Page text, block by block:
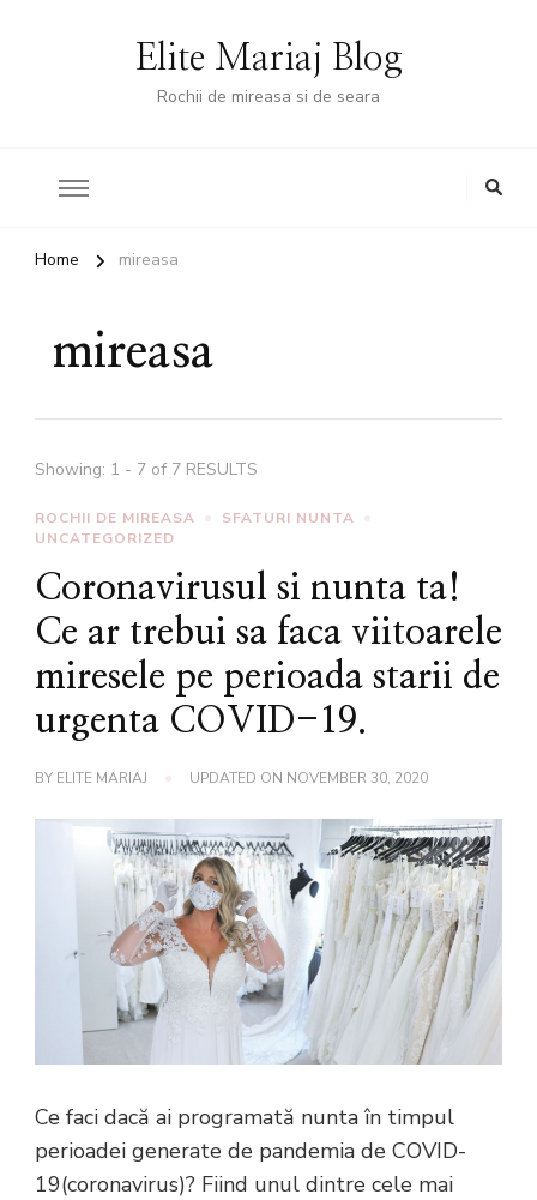
Elite Mariaj Blog
Rochii de mireasa si de seara
Home mireasa
mireasa
Showing: 1 - 7 of 7 RESULTS
ROCHII DE MIREASA
SFATURI NUNTA
UNCATEGORIZED
Coronavirusul si nunta ta!
Ce ar trebui sa faca viitoarele
miresele pe perioada starii de
urgenta COVID-19.
BY ELITE MARIAJ UPDATED ON NOVEMBER 30, 2020
Ce faci dacă ai programată nunta în timpul
perioadei generate de pandemia de COVID-
19(coronavirus)? Fiind unul dintre cele mai